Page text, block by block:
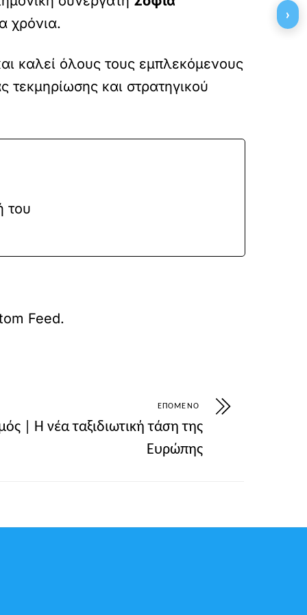
χρόνια.
καλεί όλους τους εμπλεκόμενους
τεκμηρίωσης και στρατηγικού
του
paradido-ti-skytali-me-ischyro-
Feed.
ΕΠΌΜΕΝΟ
| Η νέα ταξιδιωτική τάση της
Ευρώπης
›